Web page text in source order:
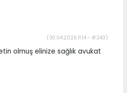
(30.04.2026 11:14 - #343)
olmuş elinize sağlık avukat